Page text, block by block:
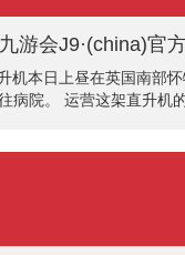
游会J9·(china)官
机本日上昼在英国南部
病院。 运营这架直升